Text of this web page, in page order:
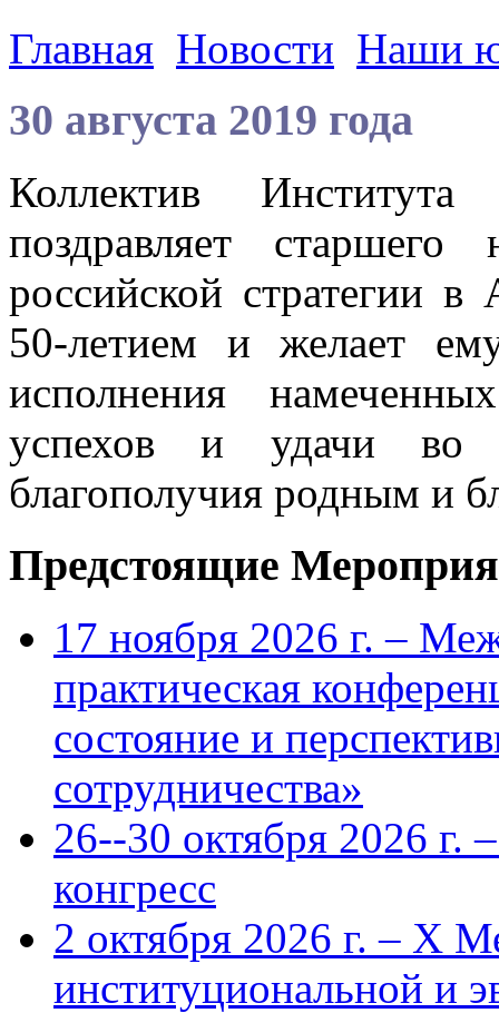
Главная Новости Наши
30 августа 2019 года
Коллектив
поздравляет старшего
российской стратегии
50-летием и желает
исполнения
успехов и удачи во
благополучия родным и
Предстоящие
17 ноября 2026 г. –
практическая
состояние и
сотрудничества»
26--30 октября 2026 г.
конгресс
2 октября 2026 г. – X
институциональной и